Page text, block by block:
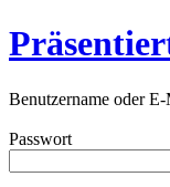
Benutzername oder
Passwort